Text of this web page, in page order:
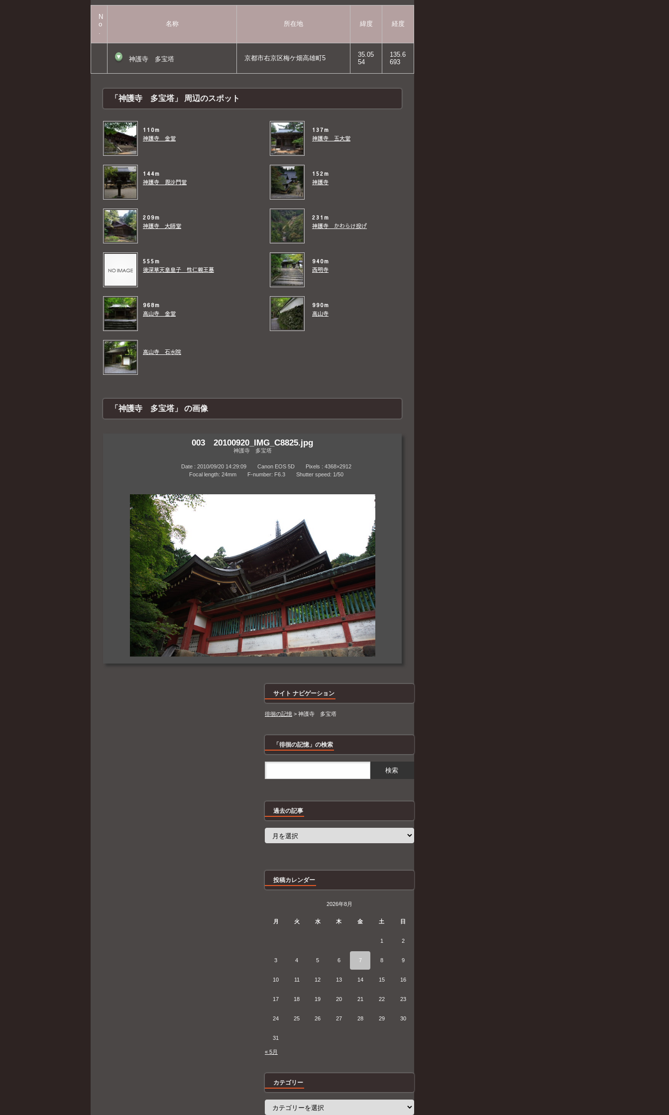
N
o
.
名称 所在地 緯度 経度
▼ 神護寺 多宝塔 京都市右京区梅ケ畑高雄町5
35.05
54
135.6
693
「神護寺 多宝塔」 周辺のスポット
110m
神護寺 金堂
137m
神護寺 五大堂
144m
神護寺 毘沙門堂
152m
神護寺
209m
神護寺 大師堂
231m
神護寺 かわらけ投げ
555m
後深草天皇皇子 性仁親王墓
940m
西明寺
968m
高山寺 金堂
990m
高山寺
高山寺 石水院
「神護寺 多宝塔」 の画像
003 20100920_IMG_C8825.jpg
神護寺 多宝塔
Date : 2010/09/20 14:29:09 Canon EOS 5D Pixels : 4368×2912
Focal length: 24mm F-number: F6.3 Shutter speed: 1/50
サイト ナビゲーション
徘徊の記憶 > 神護寺 多宝塔
「徘徊の記憶」の検索
過去の記事
過
投稿カレンダー
2026年8月
月 火 水 木 金 土 日
1 2
3 4 5 6 7 8 9
10 11 12 13 14 15 16
17 18 19 20 21 22 23
24 25 26 27 28 29 30
31
« 5月
カテゴリー
カ